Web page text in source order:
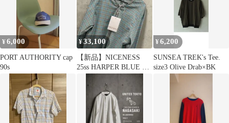
¥6,000
PORT AUTHORITY cap
90s
¥33,100
【新品】NICENESS
25ss HARPER BLUE M
¥6,200
SUNSEA TREK's Tee.
size3 Olive Drab×BK